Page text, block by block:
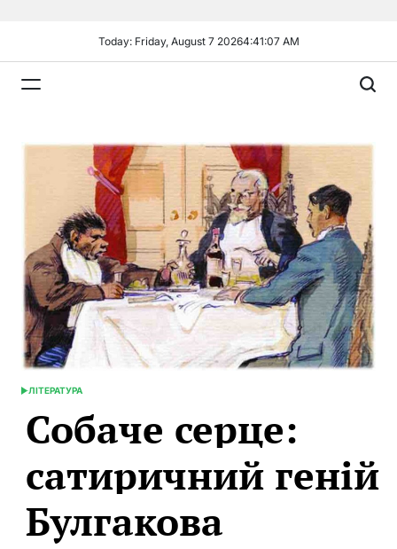
Today: Friday, August 7 20264:41:09 AM
POSTED
ЛІТЕРАТУРА
Собаче серце:
сатиричний геній
Булгакова